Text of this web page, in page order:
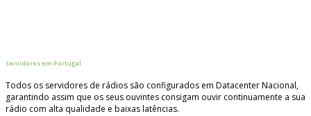
Servidores em Portugal
Todos os servidores de rádios são configurados em Datacenter Nacional,
garantindo assim que os seus ouvintes consigam ouvir continuamente a sua
rádio com alta qualidade e baixas latências.